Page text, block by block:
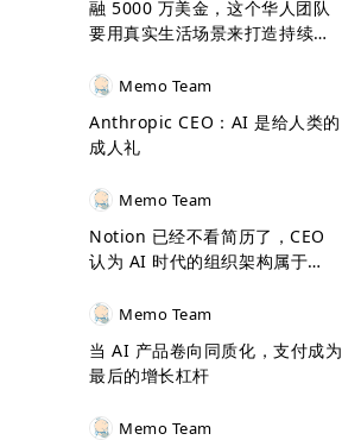
融 5000 万美金，这个华人团队
要用真实生活场景来打造持续学
Memo Team
Anthropic CEO：AI 是给人类的
成人礼
Memo Team
Notion 已经不看简历了，CEO
认为 AI 时代的组织架构属于
Memo Team
当 AI 产品卷向同质化，支付成为
最后的增长杠杆
Memo Team